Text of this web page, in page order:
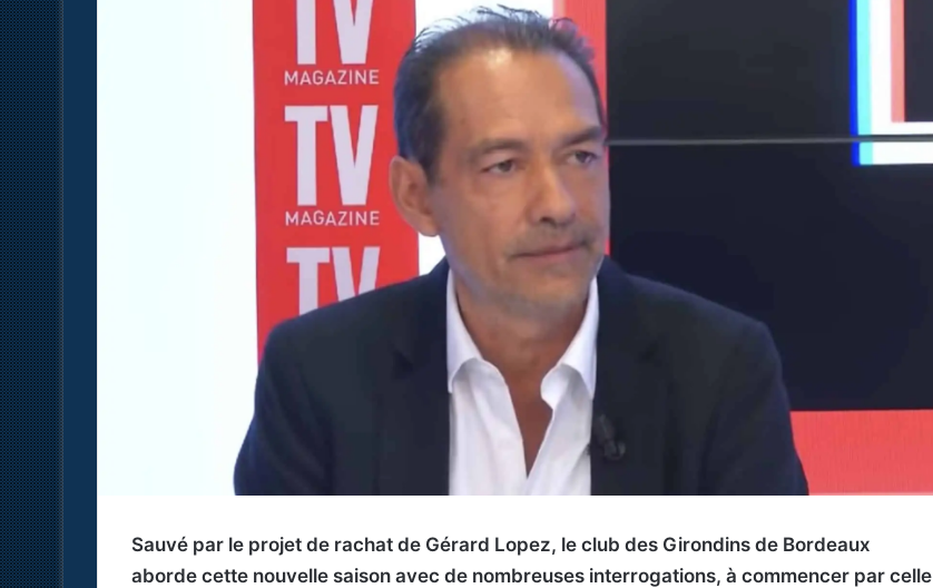
Sauvé par le projet de rachat de Gérard Lopez, le club des Girondins de Bordeaux
aborde cette nouvelle saison avec de nombreuses interrogations, à commencer par celle